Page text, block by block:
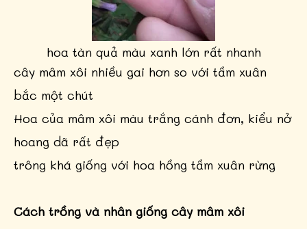
hoa tàn quả màu xanh lớn rất nhanh
cây mâm xôi nhiều gai hơn so với tầm xuân
bắc một chút
Hoa của mâm xôi màu trắng cánh đơn, kiểu nở
hoang dã rất đẹp
trông khá giống với hoa hồng tầm xuân rừng
Cách trồng và nhân giống cây mâm xôi